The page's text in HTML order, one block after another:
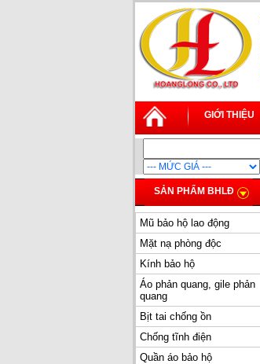
GIỚI THIỆU
SẢN PHẨM BHLĐ
Mũ bảo hộ lao động
Mặt nạ phòng độc
Kính bảo hộ
Áo phản quang, gile phản
quang
Bịt tai chống ồn
Chống tĩnh điện
Quần áo bảo hộ